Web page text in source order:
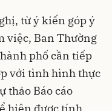
từ ý kiến góp ý
việc, Ban Thường
phố cần tiếp
với tình hình thực
thảo Báo cáo